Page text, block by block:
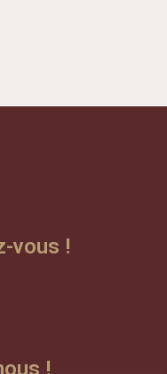
vous !
!